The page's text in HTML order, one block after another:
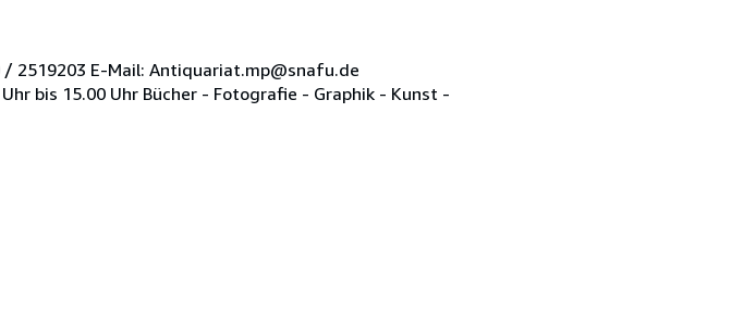
/ 2519203 E-Mail: Antiquariat.mp@snafu.de
bis 15.00 Uhr Bücher - Fotografie - Graphik - Kunst -